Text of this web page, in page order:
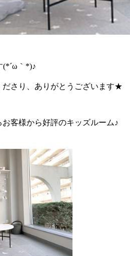
(*´ω｀*)♪
ださり、ありがとうございます★
客様から好評のキッズルーム♪